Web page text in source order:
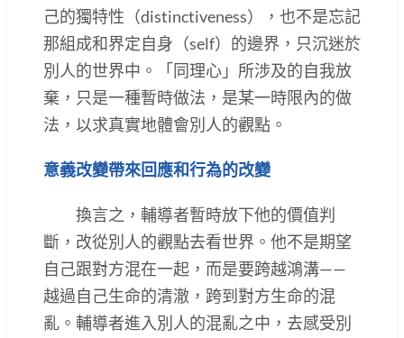
己的獨特性（distinctiveness），也不是忘記
那組成和界定自身（self）的邊界，只沉迷於
別人的世界中。「同理心」所涉及的自我放
棄，只是一種暫時做法，是某一時限內的做
法，以求真實地體會別人的觀點。
意義改變帶來回應和行為的改變
換言之，輔導者暫時放下他的價值判
斷，改從別人的觀點去看世界。他不是期望
自己跟對方混在一起，而是要跨越鴻溝——
越過自己生命的清澈，跨到對方生命的混
亂。輔導者進入別人的混亂之中，去感受別